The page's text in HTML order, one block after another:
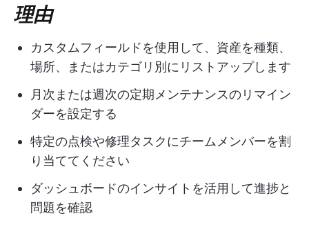
理由
カスタムフィールドを使用して、資産を種類、
場所、またはカテゴリ別にリストアップします
月次または週次の定期メンテナンスのリマイン
ダーを設定する
特定の点検や修理タスクにチームメンバーを割
り当ててください
ダッシュボードのインサイトを活用して進捗と
問題を確認